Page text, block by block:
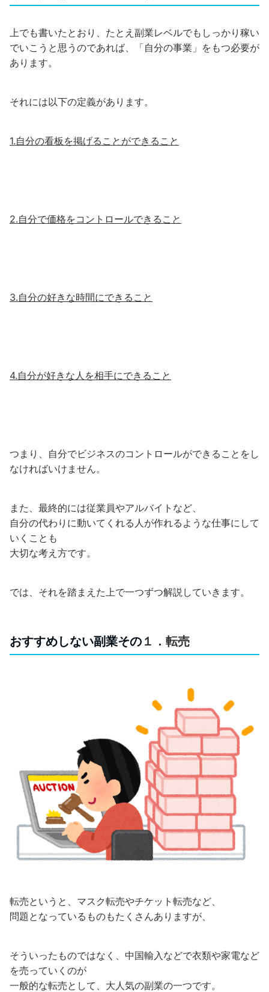
上でも書いたとおり、たとえ副業レベルでもしっかり稼い
でいこうと思うのであれば、「自分の事業」をもつ必要が
あります。
それには以下の定義があります。
1.自分の看板を掲げることができること
2.自分で価格をコントロールできること
3.自分の好きな時間にできること
4.自分が好きな人を相手にできること
つまり、自分でビジネスのコントロールができることをし
なければいけません。
また、最終的には従業員やアルバイトなど、
自分の代わりに動いてくれる人が作れるような仕事にして
いくことも
大切な考え方です。
では、それを踏まえた上で一つずつ解説していきます。
おすすめしない副業その １．転売
転売というと、マスク転売やチケット転売など、
問題となっているものもたくさんありますが、
そういったものではなく、中国輸入などで衣類や家電など
を売っていくのが
一般的な転売として、大人気の副業の一つです。